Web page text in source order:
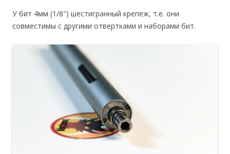
У бит 4мм (1/8″) шестигранный крепеж, т.е. они
совместимы с другими отвертками и наборами бит.